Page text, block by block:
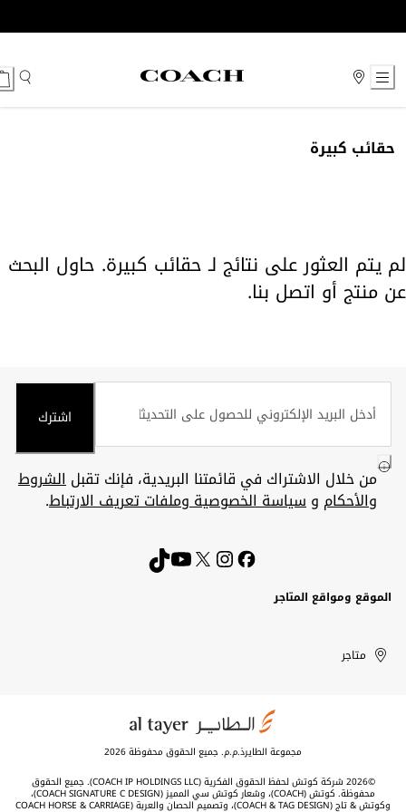
to
حقائب كبيرة
لم يتم العثور على نتائج لـ حقائب كبيرة. حاول البحث
عن منتج أو اتصل بنا.
اشترك
من خلال الاشتراك في قائمتنا البريدية، فإنك تقبلالشروط
والأحكام وسياسة الخصوصية وملفات تعريف الارتباط.
الموقع ومواقع المتاجر
United
Arab
Kuwait
الإمارات
العربية
الكويت
متاجر
مجموعة الطايرذ.م.م. جميع الحقوق محفوظة 2026
©2026 شركة كوتش لحفظ الحقوق الفكرية (COACH IP HOLDINGS LLC). جميع الحقوق
محفوظة. كوتش (COACH)، وشعار كوتش سي المميز (COACH SIGNATURE C DESIGN)،
وكوتش & تاج (COACH & TAG DESIGN)، وتصميم الحصان والعربة (COACH HORSE & CARRIAGE